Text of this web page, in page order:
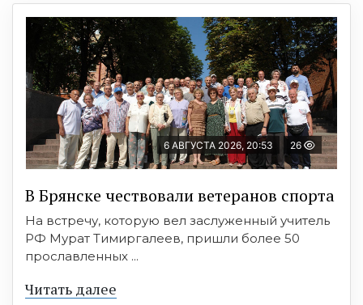
6 АВГУСТА 2026, 20:53 26
В Брянске чествовали ветеранов спорта
На встречу, которую вел заслуженный учитель
РФ Мурат Тимиргалеев, пришли более 50
прославленных ...
Читать далее